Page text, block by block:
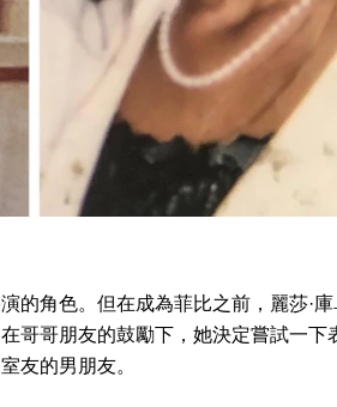
的角色。但在成為菲比之前，麗莎·庫
哥哥朋友的鼓勵下，她決定嘗試一下
友的男朋友。